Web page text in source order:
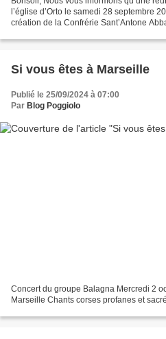
l’église d’Orto le samedi 28 septembre
création de la Confrérie Sant’Antone
Si vous êtes à Marseille
Publié le 25/09/2024 à 07:00
Par Blog Poggiolo
Concert du groupe Balagna Mercredi 2
Marseille Chants corses profanes et